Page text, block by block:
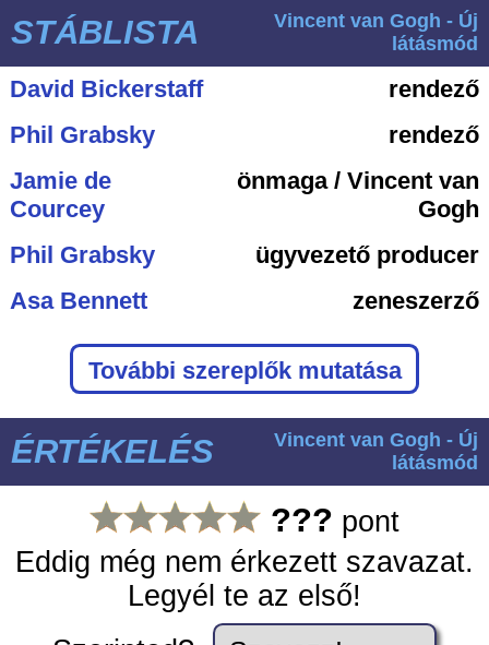
STÁBLISTA
Vincent van Gogh - Új
látásmód
David Bickerstaff
rendező
Phil Grabsky
rendező
Jamie de
Courcey
önmaga / Vincent van
Gogh
Phil Grabsky
ügyvezető producer
Asa Bennett
zeneszerző
További szereplők mutatása
ÉRTÉKELÉS
Vincent van Gogh - Új
látásmód
??? pont
Eddig még nem érkezett szavazat.
Legyél te az első!